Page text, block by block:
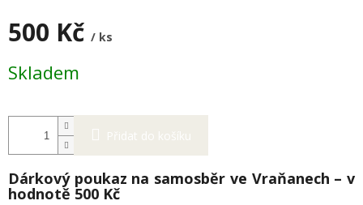
500 Kč / ks
cena:
Skladem
Přidat do košíku
Dárkový poukaz na samosběr ve Vraňanech – v
hodnotě 500 Kč